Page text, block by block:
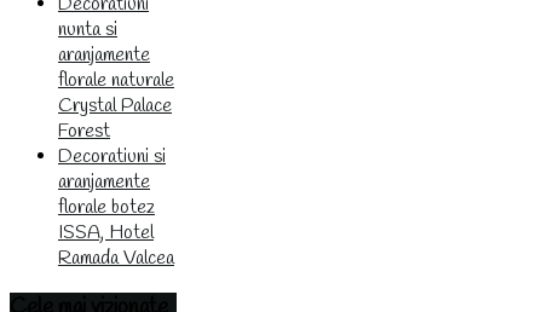
nunta si
aranjamente
florale naturale
Crystal Palace
Forest
Decoratiuni si
aranjamente
florale botez
ISSA, Hotel
Ramada Valcea